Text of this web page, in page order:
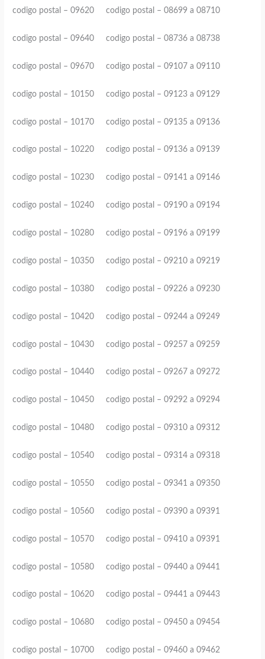
codigo postal – 09620 codigo postal – 08699 a 08710
codigo postal – 09640 codigo postal – 08736 a 08738
codigo postal – 09670 codigo postal – 09107 a 09110
codigo postal – 10150 codigo postal – 09123 a 09129
codigo postal – 10170 codigo postal – 09135 a 09136
codigo postal – 10220 codigo postal – 09136 a 09139
codigo postal – 10230 codigo postal – 09141 a 09146
codigo postal – 10240 codigo postal – 09190 a 09194
codigo postal – 10280 codigo postal – 09196 a 09199
codigo postal – 10350 codigo postal – 09210 a 09219
codigo postal – 10380 codigo postal – 09226 a 09230
codigo postal – 10420 codigo postal – 09244 a 09249
codigo postal – 10430 codigo postal – 09257 a 09259
codigo postal – 10440 codigo postal – 09267 a 09272
codigo postal – 10450 codigo postal – 09292 a 09294
codigo postal – 10480 codigo postal – 09310 a 09312
codigo postal – 10540 codigo postal – 09314 a 09318
codigo postal – 10550 codigo postal – 09341 a 09350
codigo postal – 10560 codigo postal – 09390 a 09391
codigo postal – 10570 codigo postal – 09410 a 09391
codigo postal – 10580 codigo postal – 09440 a 09441
codigo postal – 10620 codigo postal – 09441 a 09443
codigo postal – 10680 codigo postal – 09450 a 09454
codigo postal – 10700 codigo postal – 09460 a 09462